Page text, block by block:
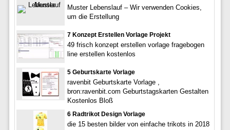
Muster Lebenslauf – Wir verwenden Cookies,
um die Erstellung
7 Konzept Erstellen Vorlage Projekt
49 frisch konzept erstellen vorlage fragebogen
line erstellen kostenlos
5 Geburtskarte Vorlage
ravenbit Geburtskarte Vorlage ,
bron:ravenbit.com Geburtstagskarten Gestalten
Kostenlos Bloß
6 Radtrikot Design Vorlage
die 15 besten bilder von einfache trikots in 2018